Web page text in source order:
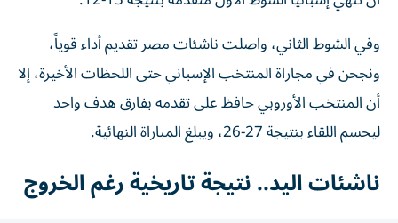
وفي الشوط الثاني، واصلت ناشئات مصر تقديم أداء قوياً،
ونجحن في مجاراة المنتخب الإسباني حتى اللحظات الأخيرة، إلا
أن المنتخب الأوروبي حافظ على تقدمه بفارق هدف واحد
ليحسم اللقاء بنتيجة 27-26، ويبلغ المباراة النهائية.
ناشئات اليد.. نتيجة تاريخية رغم الخروج